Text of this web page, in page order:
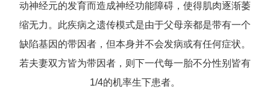
动神经元的发育而造成神经功能障碍，使得肌肉逐渐萎
缩无力。此疾病之遗传模式是由于父母亲都是带有一个
缺陷基因的带因者，但本身并不会发病或有任何症状。
若夫妻双方皆为带因者，则下一代每一胎不分性别皆有
1/4的机率生下患者。